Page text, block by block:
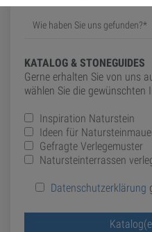
KATALOG & STONEGUIDES
Gerne erhalten Sie von uns
wählen Sie die
Inspiration Naturstein
Ideen für
Gefragte Verlegemuster
Natursteinterrassen
Datenschutzerklärung
Bitte lasse dieses Feld leer.